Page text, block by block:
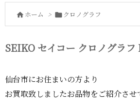
 ホーム >  クロノグラフ
SEIKO セイコー クロノグラフ
仙台市にお住まいの方より
お買取致しましたお品物をご紹介させ